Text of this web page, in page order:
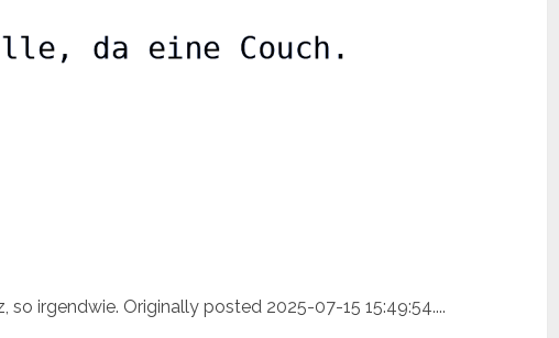
irgendwie. Originally posted 2025-07-15 15:49:54....